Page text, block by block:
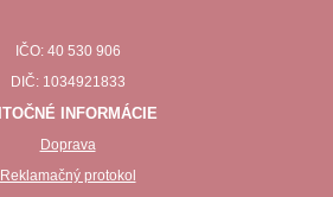
IČO: 40 530 906
DIČ: 1034921833
INFORMÁCIE
Doprava
Reklamačný protokol